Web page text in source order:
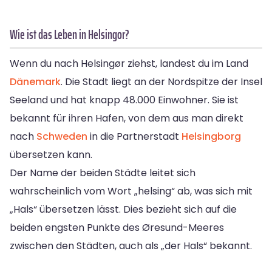
Wie ist das Leben in Helsingor?
Wenn du nach Helsingør ziehst, landest du im Land
Dänemark. Die Stadt liegt an der Nordspitze der Insel
Seeland und hat knapp 48.000 Einwohner. Sie ist
bekannt für ihren Hafen, von dem aus man direkt
nach Schweden in die Partnerstadt Helsingborg
übersetzen kann.
Der Name der beiden Städte leitet sich
wahrscheinlich vom Wort „helsing“ ab, was sich mit
„Hals“ übersetzen lässt. Dies bezieht sich auf die
beiden engsten Punkte des Øresund-Meeres
zwischen den Städten, auch als „der Hals“ bekannt.